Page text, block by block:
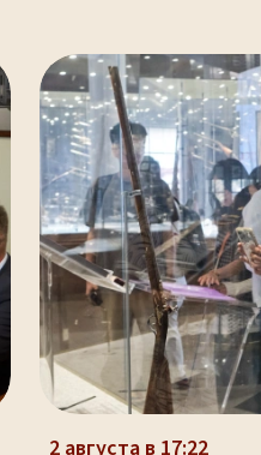
2 августа в 17:22